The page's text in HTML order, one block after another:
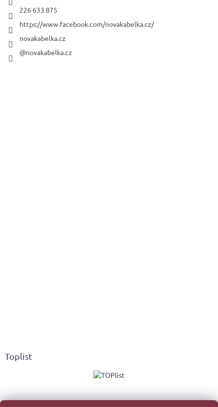
226 633 875
https://www.facebook.com/novakabelka.cz/
novakabelka.cz
@novakabelka.cz
Toplist